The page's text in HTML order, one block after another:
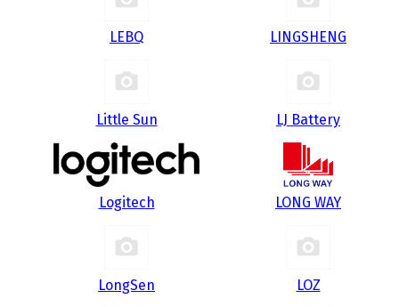
LEBQ LINGSHENG
Little Sun LJ Battery
Logitech LONG WAY
LongSen LOZ